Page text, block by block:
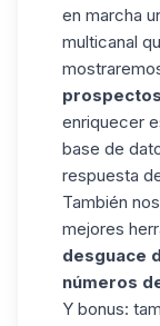
en marcha
multicanal
prospectos
enriquecer
base de
respuesta
También
mejores
desguace
números
Y bonus: